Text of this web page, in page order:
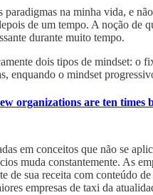
na minha vida, e
de um tempo. A noção
durante muito tempo.
dois tipos de mindset: o
enquando o mindset
organizations are ten
em conceitos que não se
muda constantemente. As
de sua receita com conteúdo
empresas de taxi da